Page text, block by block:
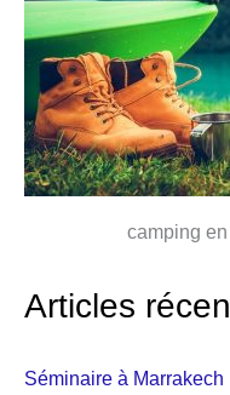
camping
Articles
Séminaire à